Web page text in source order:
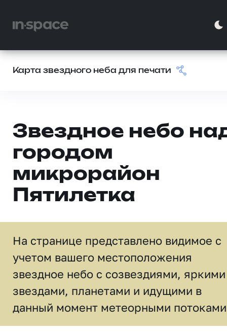
Карта звездного неба для печати
Звездное небо
городом
микрорайон
Пятилетка
На странице представлено видимое c
учетом вашего местоположения
звездное небо c созвездиями, яркими
звездами, планетами и идущими в
данный момент метеорными